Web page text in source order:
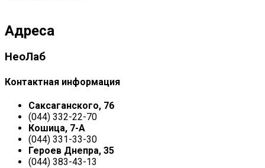
Адреса
НеоЛаб
Контактная информация
Саксаганского, 76
(044) 332-22-70
Кошица, 7-А
(044) 331-33-30
Героев Днепра, 35
(044) 383-43-13